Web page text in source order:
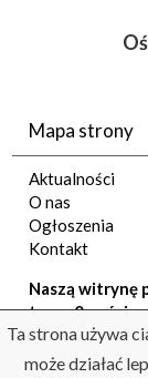
Mapa strony
Aktualności
O nas
Ogłoszenia
Kontakt
Naszą witrynę
teraz 0 gości
22:28:28
07/08/2026
Ta strona używa
może działać